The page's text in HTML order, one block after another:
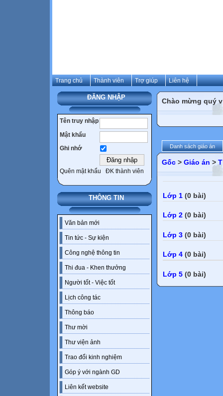
Trang chủ Thành viên Trợ giúp Liên hệ
ĐĂNG NHẬP
Tên truy nhập
Mật khẩu
Ghi nhớ
Quên mật khẩu ĐK thành viên
THÔNG TIN
Văn bản mới
Tin tức - Sự kiện
Công nghệ thông tin
Thi đua - Khen thưởng
Người tốt - Việc tốt
Lịch công tác
Thông báo
Thư mời
Thư viện ảnh
Trao đổi kinh nghiệm
Góp ý với ngành GD
Liên kết website
Chào mừng quý
Danh sách giáo án
Gốc > Giáo án >
Lớp 1 (0 bài)
Lớp 2 (0 bài)
Lớp 3 (0 bài)
Lớp 4 (0 bài)
Lớp 5 (0 bài)